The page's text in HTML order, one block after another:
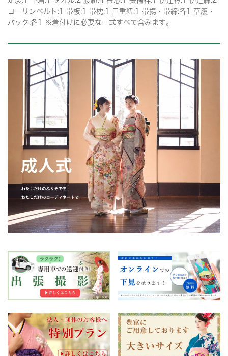
コーリンベルト:1 帯板:1 帯枕:1 三重紐:1 帯揚・帯締:各1 草履・
バック:各1 ※着付けに必要な一式すべて含みます。